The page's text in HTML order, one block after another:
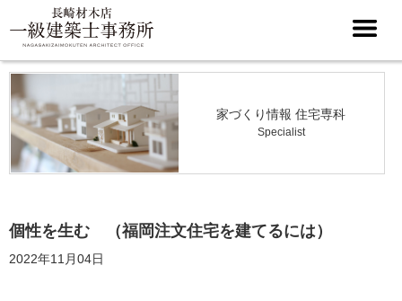
家づくり情報 住宅専科
Specialist
個性を生む （福岡注文住宅を建てるには）
2022年11月04日